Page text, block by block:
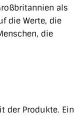
als
die Werte, die
die
der Produkte. Ein